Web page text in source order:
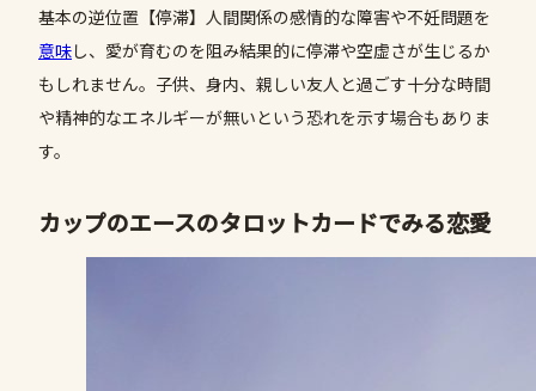
基本の逆位置【停滞】人間関係の感情的な障害や不妊問題を
意味し、愛が育むのを阻み結果的に停滞や空虚さが生じるか
もしれません。子供、身内、親しい友人と過ごす十分な時間
や精神的なエネルギーが無いという恐れを示す場合もありま
す。
カップのエースのタロットカードでみる恋愛